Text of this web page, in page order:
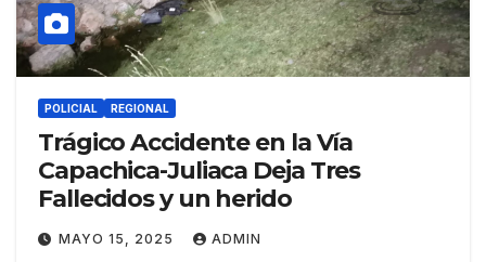
POLICIAL REGIONAL
Trágico Accidente en la Vía
Capachica-Juliaca Deja Tres
Fallecidos y un herido
MAYO 15, 2025 ADMIN